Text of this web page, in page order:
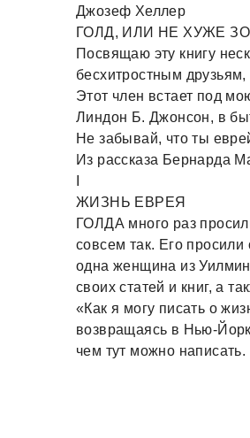
Джозеф Хеллер
ГОЛД, ИЛИ НЕ ХУЖЕ
Посвящаю эту книгу
бесхитростным
Этот член встает под
Линдон Б. Джонсон, в
Не забывай, что ты
Из рассказа Бернарда
ЖИЗНЬ ЕВРЕЯ
ГОЛДА много раз
совсем так. Его
одна женщина из
своих статей и книг, а
«Как я могу писать о
возвращаясь в Нью-
чем тут можно